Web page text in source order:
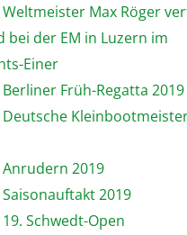
Weltmeister Max Röger
bei der EM in Luzern im
Einer
Berliner Früh-Regatta 2019
Deutsche
Anrudern 2019
Saisonauftakt 2019
Schwedt-Open